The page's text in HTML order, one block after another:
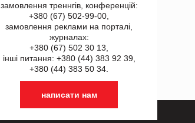
замовлення треннгів, конференцій:
+380 (67) 502-99-00,
замовлення реклами на порталі,
журналах:
+380 (67) 502 30 13,
інші питання: +380 (44) 383 92 39,
+380 (44) 383 50 34.
написати нам